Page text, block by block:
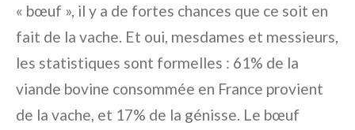
« bœuf », il y a de fortes chances que ce soit en
fait de la vache. Et oui, mesdames et messieurs,
les statistiques sont formelles : 61% de la
viande bovine consommée en France provient
de la vache, et 17% de la génisse. Le bœuf